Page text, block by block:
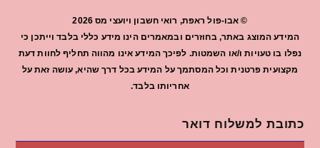
© אבו-פול ראפת, רואי חשבון ויועצי מס2026
המידע המוצג באתר, בחוזרים ובמאמרים הינו מידע כללי בלבד וייתכן כי
נפלו בו טעויות ו/או השמטות. לפיכך המידע אינו מהווה תחליף לחוות דעת
מקצועית פרטנית וכל המסתמך על המידע בכל דרך שהיא, עושה זאת על
אחריותו בלבד.
כתובת למשלוח דואר